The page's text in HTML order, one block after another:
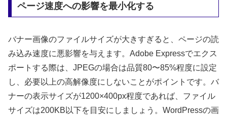
ページ速度への影響を最小化する
バナー画像のファイルサイズが大きすぎると、ページの読
み込み速度に悪影響を与えます。Adobe Expressでエクス
ポートする際は、JPEGの場合は品質80〜85%程度に設定
し、必要以上の高解像度にしないことがポイントです。バ
ナーの表示サイズが1200×400px程度であれば、ファイル
サイズは200KB以下を目安にしましょう。WordPressの画